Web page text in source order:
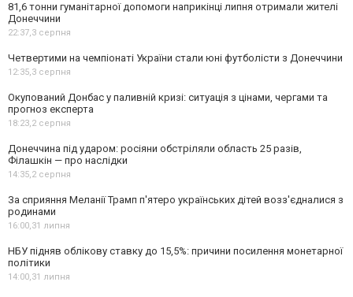
81,6 тонни гуманітарної допомоги наприкінці липня отримали жителі
Донеччини
22:37,3 серпня
Четвертими на чемпіонаті України стали юні футболісти з Донеччини
12:35,3 серпня
Окупований Донбас у паливній кризі: ситуація з цінами, чергами та
прогноз експерта
18:23,2 серпня
Донеччина під ударом: росіяни обстріляли область 25 разів,
Філашкін — про наслідки
14:35,2 серпня
За сприяння Меланії Трамп п'ятеро українських дітей возз'єдналися з
родинами
16:00,31 липня
НБУ підняв облікову ставку до 15,5%: причини посилення монетарної
політики
14:00,31 липня